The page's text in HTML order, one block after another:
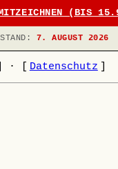
MITZEICHNEN (BIS
STAND: 7. AUGUST 2026
· Datenschutz